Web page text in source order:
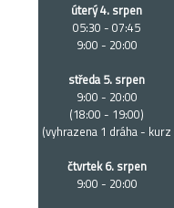
úterý 4. srpen
05:30 - 07:45
9:00 - 20:00
středa 5. srpen
9:00 - 20:00
(18:00 - 19:00)
(vyhrazena 1 dráha - kurz
čtvrtek 6. srpen
9:00 - 20:00